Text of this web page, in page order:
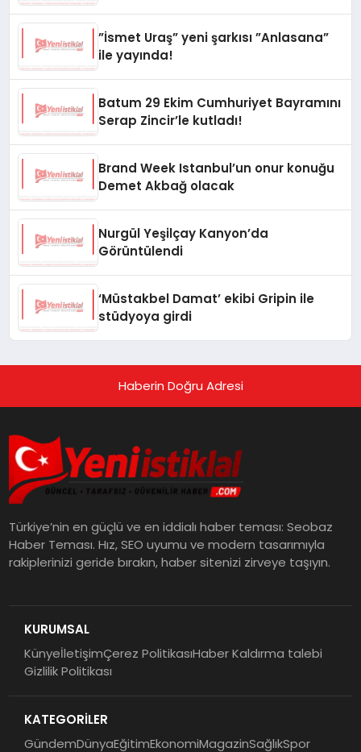
”İsmet Uraş” yeni şarkısı ”Anlasana”
ile yayında!
Batum 29 Ekim Cumhuriyet Bayramını
Serap Zincir’le kutladı!
Brand Week Istanbul’un onur konuğu
Demet Akbağ olacak
Nurgül Yeşilçay Kanyon’da
Görüntülendi
‘Müstakbel Damat’ ekibi Gripin ile
stüdyoya girdi
Haberin Doğru Adresi
Türkiye’nin en güçlü ve en iddialı haber teması: Seobaz
Haber Teması. Hız, SEO uyumu ve modern tasarımıyla
rakiplerinizi geride bırakın, haber sitenizi zirveye taşıyın.
KURUMSAL
KünyeİletişimÇerez PolitikasıHaber Kaldırma talebi
Gizlilik Politikası
KATEGORİLER
GündemDünyaEğitimEkonomiMagazinSağlıkSpor